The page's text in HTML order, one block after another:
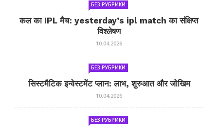
БЕЗ РУБРИКИ
कल का IPL मैच: yesterday’s ipl match का संक्षिप्त
विश्लेषण
10.04.2026
БЕЗ РУБРИКИ
सिस्टमैटिक इन्वेस्टमेंट प्लान: लाभ, शुरुआत और जोखिम
10.04.2026
БЕЗ РУБРИКИ